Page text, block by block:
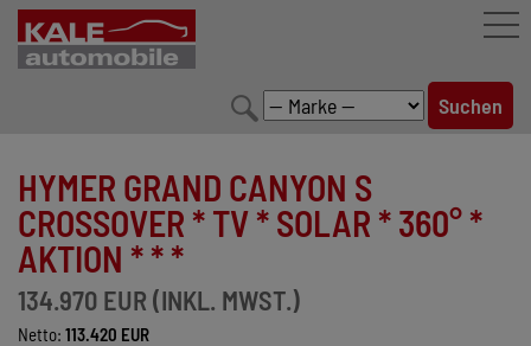
LEISTUNGEN
KONFIGURATOR
MARKENWELT
HYMER GRAND CANYON S
CROSSOVER * TV * SOLAR * 360° *
AKTION * * *
134.970 EUR (INKL. MWST.)
Netto: 113.420 EUR